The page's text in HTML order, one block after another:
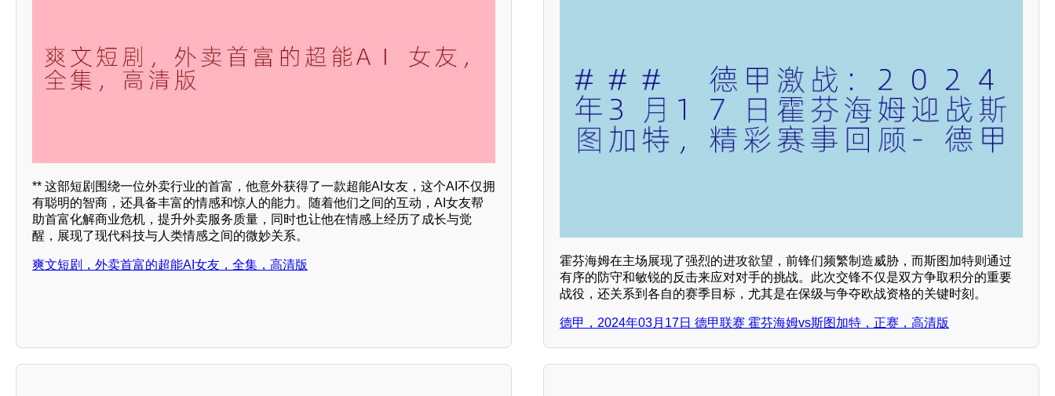
** 这部短剧围绕一位外卖行业的首富，他意外获得了一款超能AI女友，这个AI不仅拥
有聪明的智商，还具备丰富的情感和惊人的能力。随着他们之间的互动，AI女友帮
助首富化解商业危机，提升外卖服务质量，同时也让他在情感上经历了成长与觉
醒，展现了现代科技与人类情感之间的微妙关系。
爽文短剧，外卖首富的超能AI女友，全集，高清版
霍芬海姆在主场展现了强烈的进攻欲望，前锋们频繁制造威胁，而斯图加特则通过
有序的防守和敏锐的反击来应对对手的挑战。此次交锋不仅是双方争取积分的重要
战役，还关系到各自的赛季目标，尤其是在保级与争夺欧战资格的关键时刻。
德甲，2024年03月17日 德甲联赛 霍芬海姆vs斯图加特，正赛，高清版